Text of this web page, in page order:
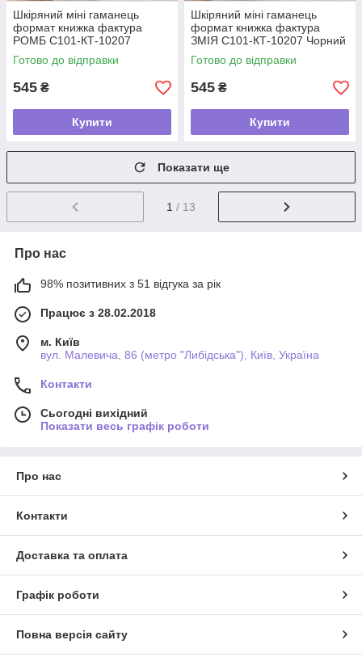
Шкіряний міні гаманець
формат книжка фактура
РОМБ С101-КТ-10207
Чорний
Готово до відправки
545 ₴
Купити
Шкіряний міні гаманець
формат книжка фактура
ЗМІЯ С101-КТ-10207 Чорний
Готово до відправки
545 ₴
Купити
Показати ще
1 / 13
Про нас
98% позитивних з 51 відгука за рік
Працює з 28.02.2018
м. Київ
вул. Малевича, 86 (метро "Либідська"), Київ, Україна
Контакти
Сьогодні вихідний
Показати весь графік роботи
Про нас
Контакти
Доставка та оплата
Графік роботи
Повна версія сайту